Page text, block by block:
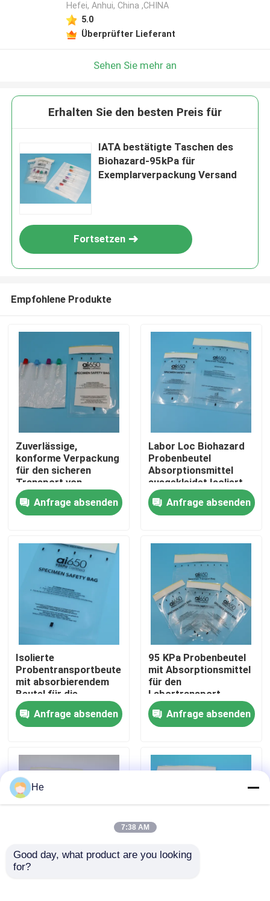
Zu Hause
Produkte
Videos
Über uns
Werksbesichtigung
Neuigkeiten
Taschen 95Kpa
Hefei, Anhui, China ,CHINA
5.0
Überprüfter Lieferant
Sehen Sie mehr an
Erhalten Sie den besten Preis für
IATA bestätigte Taschen des
Biohazard-95kPa für
Exemplarverpackung Versand
Fortsetzen
Empfohlene Produkte
Zuverlässige,
konforme Verpackung
für den sicheren
Transport von
Laborproben
Anfrage absenden
Labor Loc Biohazard
Probenbeutel
Absorptionsmittel
ausgekleidet Isoliert
für Blutproben
Transport von Proben
von Labor Seguro
Anfrage absenden
Isolierte
Probentransportbeutel
mit absorbierendem
Beutel für die
Lagerung temperatur-
empfindlicher
Blutproben & den
Labortransport
Anfrage absenden
95 KPa Probenbeutel
mit Absorptionsmittel
für den
Labortransport
Anfrage absenden
AI650 95KPA
He
7:38 AM
Good day, what product are you looking
for?